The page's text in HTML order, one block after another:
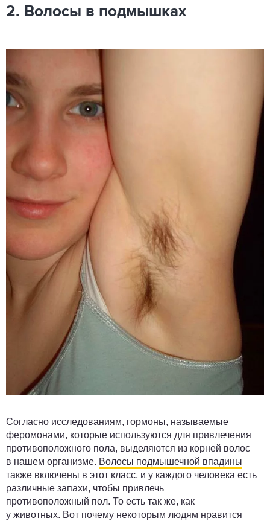
2. Волосы в подмышках
Согласно исследованиям, гормоны, называемые
феромонами, которые используются для привлечения
противоположного пола, выделяются из корней волос
в нашем организме. Волосы подмышечной впадины
также включены в этот класс, и у каждого человека есть
различные запахи, чтобы привлечь
противоположный пол. То есть так же, как
у животных. Вот почему некоторым людям нравится